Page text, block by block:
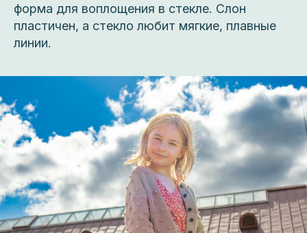
форма для воплощения в стекле. Слон
пластичен, а стекло любит мягкие, плавные
линии.